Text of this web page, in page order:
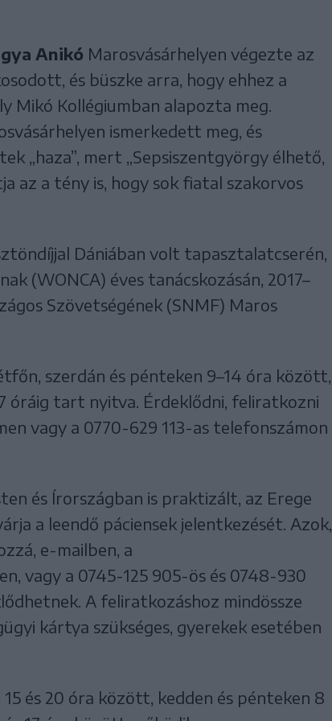
Anikó Marosvásárhelyen végezte az
és büszke arra, hogy ehhez a
Mikó Kollégiumban alapozta meg.
ismerkedett meg, és
„haza”, mert „Sepsiszentgyörgy élhető,
az a tény is, hogy sok fiatal szakorvos
Dániában volt tapasztalatcserén,
(WONCA) éves tanácskozásán, 2017–
Szövetségének (SNMF) Maros
szerdán és pénteken 9–14 óra között,
óráig tart nyitva. Érdeklődni, feliratkozni
vagy a 0770-629 113-as telefonszámon
és Írországban is praktizált, az Erege
a leendő páciensek jelentkezését. Azok,
e-mailben, a
vagy a 0745-125 905-ös és 0748-930
A feliratkozáshoz mindössze
kártya szükséges, gyerekek esetében
és 20 óra között, kedden és pénteken 8